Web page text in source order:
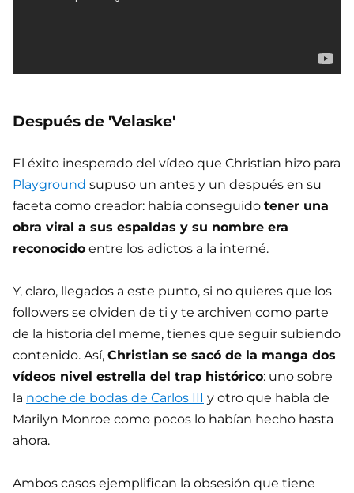
Después de 'Velaske'
El éxito inesperado del vídeo que Christian hizo para
Playground supuso un antes y un después en su
faceta como creador: había conseguido tener una
obra viral a sus espaldas y su nombre era
reconocido entre los adictos a la interné.
Y, claro, llegados a este punto, si no quieres que los
followers se olviden de ti y te archiven como parte
de la historia del meme, tienes que seguir subiendo
contenido. Así, Christian se sacó de la manga dos
vídeos nivel estrella del trap histórico: uno sobre
la noche de bodas de Carlos III y otro que habla de
Marilyn Monroe como pocos lo habían hecho hasta
ahora.
Ambos casos ejemplifican la obsesión que tiene